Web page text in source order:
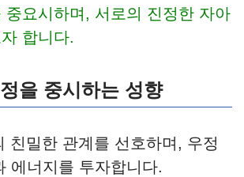
중요시하며, 서로의 진정한 자아
합니다.
을 중시하는 성향
친밀한 관계를 선호하며, 우정
에너지를 투자합니다.